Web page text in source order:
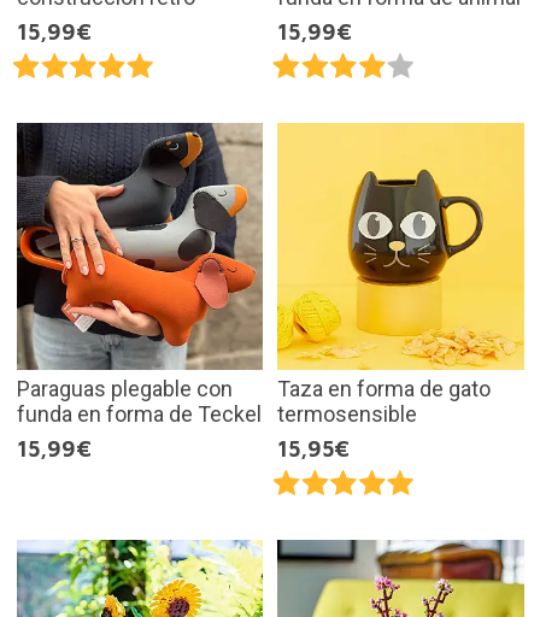
15,99€
15,99€
Paraguas plegable con
funda en forma de Teckel
15,99€
Taza en forma de gato
termosensible
15,95€